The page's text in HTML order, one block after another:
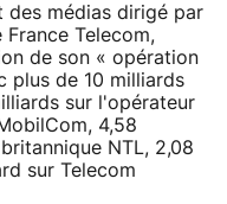
des médias dirigé par
France Telecom,
de son « opération
plus de 10 milliards
sur l'opérateur
4,58
NTL, 2,08
sur Telecom